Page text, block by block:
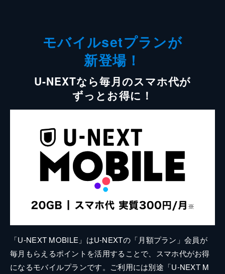
モバイルsetプランが
新登場！
U-NEXTなら毎月のスマホ代が
ずっとお得に！
「U-NEXT MOBILE」はU-NEXTの「月額プラン」会員が
毎月もらえるポイントを活用することで、スマホ代がお得
になるモバイルプランです。ご利用には別途「U-NEXT M